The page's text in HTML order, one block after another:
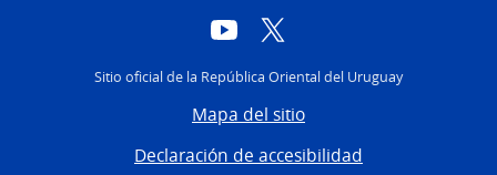
YouTube
Sitio oficial de la República Oriental del Uruguay
Mapa del sitio
Declaración de accesibilidad